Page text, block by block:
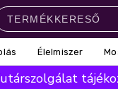
Élelmiszer